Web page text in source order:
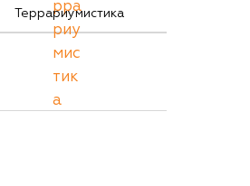
Террариумистика